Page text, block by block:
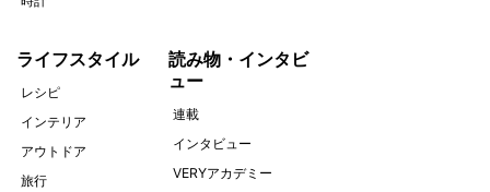
ライフスタイル
レシピ
インテリア
アウトドア
旅行
読み物・インタビ
ュー
連載
インタビュー
VERYアカデミー